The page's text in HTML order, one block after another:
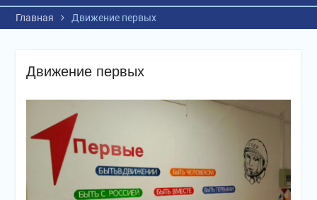
Главная Движение первых
Движение первых